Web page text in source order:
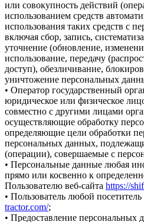
или совокупность действий
использованием средств
использования таких средств с
включая сбор, запись,
уточнение (обновление,
использование, передачу
доступ), обезличивание,
уничтожение персональных
• Оператор государственный
юридическое или физическое
совместно с другими лицами
осуществляющие обработку
определяющие цели обработки
персональных данных,
(операции), совершаемые с
• Персональные данные любая
прямо или косвенно к
Пользователю веб-сайта https://
• Пользователь любой посетитель
tractor.com/;
• Предоставление персональных